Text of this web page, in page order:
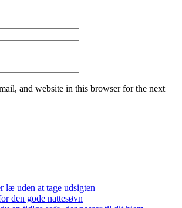
and website in this browser for the next
læ uden at tage udsigten
den gode nattesøvn